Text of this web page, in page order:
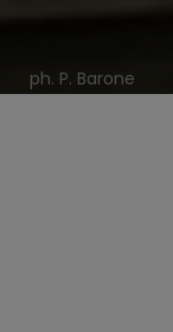
ph. P. Barone